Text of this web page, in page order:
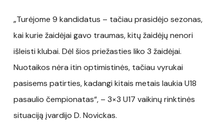
„Turėjome 9 kandidatus – tačiau prasidėjo sezonas,
kai kurie žaidėjai gavo traumas, kitų žaidėjų nenori
išleisti klubai. Dėl šios priežasties liko 3 žaidėjai.
Nuotaikos nėra itin optimistinės, tačiau vyrukai
pasisems patirties, kadangi kitais metais laukia U18
pasaulio čempionatas“, – 3×3 U17 vaikinų rinktinės
situaciją įvardijo D. Novickas.